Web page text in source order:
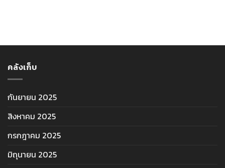
คลังเก็บ
กันยายน 2025
สิงหาคม 2025
กรกฎาคม 2025
มิถุนายน 2025